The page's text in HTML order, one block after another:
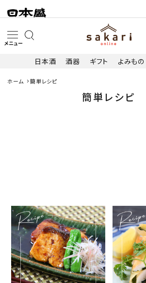
メニュー
日本酒 酒器 ギフト よみもの
ギフト
食品
グッズ
化粧品
ホーム 簡単レシピ
簡単レシピ
鰤のネギ照りマヨ焼き
2023.12.19
簡単レシピ
お弁当の
ささ身の
簡単レシピ